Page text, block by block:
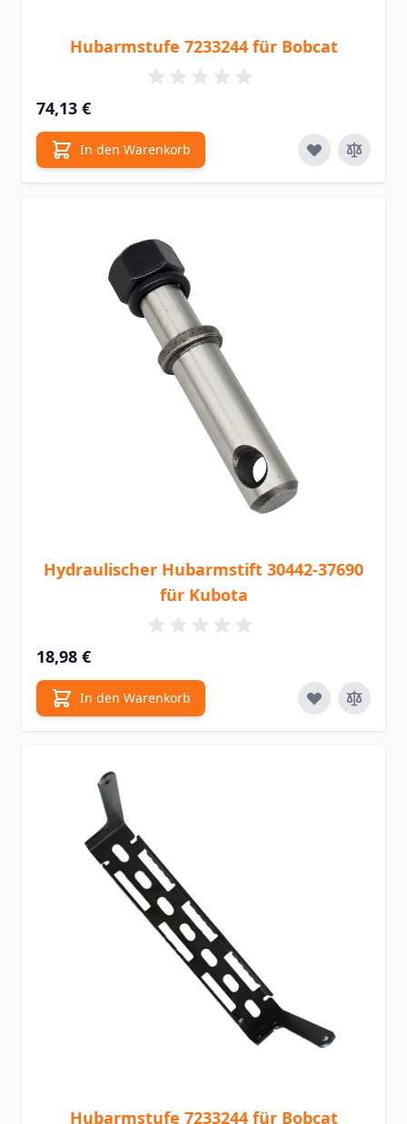
Hubarmstufe 7233244 für Bobcat
74,13 €
In den Warenkorb
Hydraulischer Hubarmstift 30442-37690
für Kubota
18,98 €
In den Warenkorb
Hubarmstufe 7233244 für Bobcat